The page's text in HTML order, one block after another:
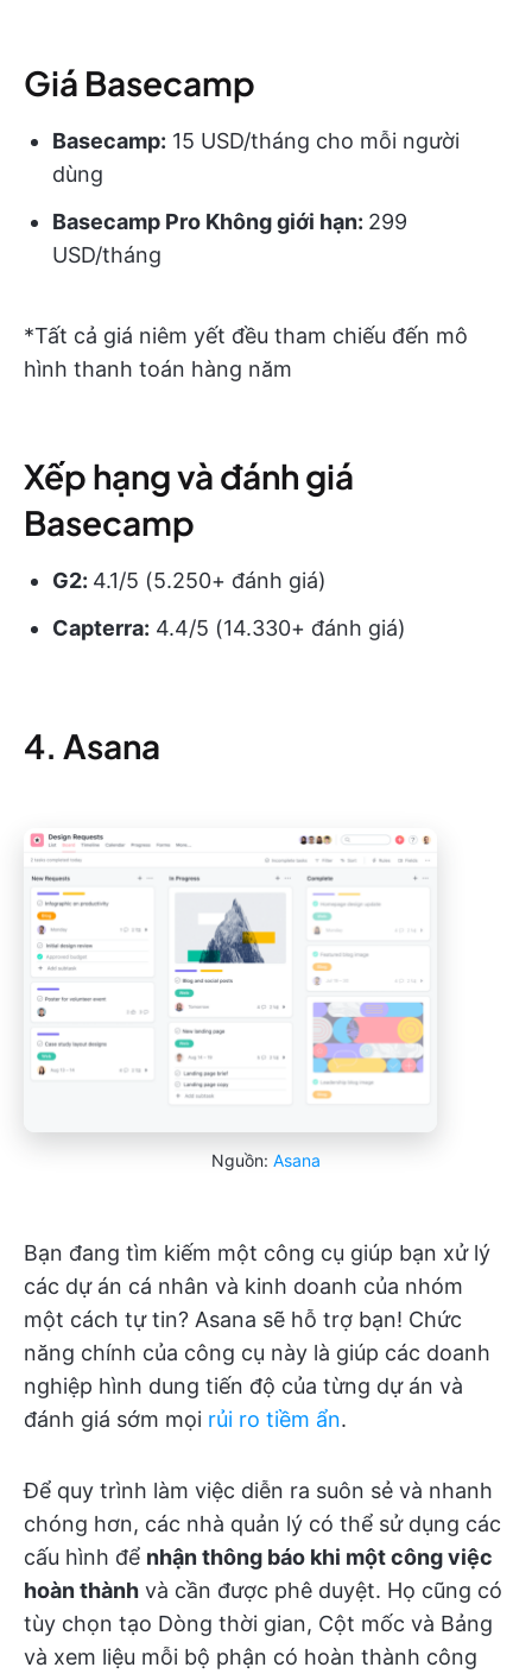
Giá Basecamp
Basecamp: 15 USD/tháng cho mỗi người
dùng
Basecamp Pro Không giới hạn: 299
USD/tháng
*Tất cả giá niêm yết đều tham chiếu đến mô
hình thanh toán hàng năm
Xếp hạng và đánh giá
Basecamp
G2: 4.1/5 (5.250+ đánh giá)
Capterra: 4.4/5 (14.330+ đánh giá)
4. Asana
Nguồn: Asana
Bạn đang tìm kiếm một công cụ giúp bạn xử lý
các dự án cá nhân và kinh doanh của nhóm
một cách tự tin? Asana sẽ hỗ trợ bạn! Chức
năng chính của công cụ này là giúp các doanh
nghiệp hình dung tiến độ của từng dự án và
đánh giá sớm mọi rủi ro tiềm ẩn.
Để quy trình làm việc diễn ra suôn sẻ và nhanh
chóng hơn, các nhà quản lý có thể sử dụng các
cấu hình để nhận thông báo khi một công việc
hoàn thành và cần được phê duyệt. Họ cũng có
tùy chọn tạo Dòng thời gian, Cột mốc và Bảng
và xem liệu mỗi bộ phận có hoàn thành công